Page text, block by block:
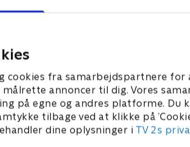
cookies fra samarbejdspartnere for
annoncer til dig. Vores
på egne og andres platforme. Du
tilbage ved at klikke på
dine oplysninger i TV 2s
en af årets helt store